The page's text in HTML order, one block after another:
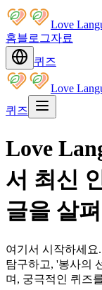
Love
홈블로그자료
퀴즈
Love
퀴즈
Love
서 최신
글을 살
여기서 시작하세
탐구하고, '봉사의
며, 궁극적인 퀴즈